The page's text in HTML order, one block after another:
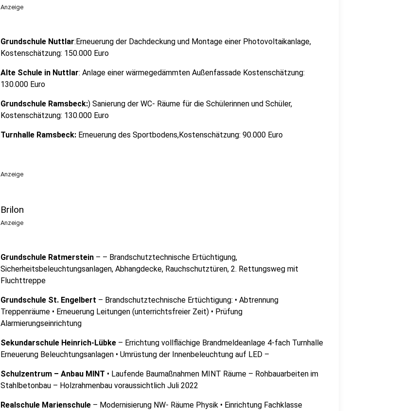
Anzeige
Grundschule Nuttlar:Erneuerung der Dachdeckung und Montage einer Photovoltaikanlage,
Kostenschätzung: 150.000 Euro
Alte Schule in Nuttlar: Anlage einer wärmegedämmten Außenfassade Kostenschätzung:
130.000 Euro
Grundschule Ramsbeck:) Sanierung der WC- Räume für die Schülerinnen und Schüler,
Kostenschätzung: 130.000 Euro
Turnhalle Ramsbeck: Erneuerung des Sportbodens,Kostenschätzung: 90.000 Euro
Anzeige
Brilon
Anzeige
Grundschule Ratmerstein – – Brandschutztechnische Ertüchtigung,
Sicherheitsbeleuchtungsanlagen, Abhangdecke, Rauchschutztüren, 2. Rettungsweg mit
Fluchttreppe
Grundschule St. Engelbert – Brandschutztechnische Ertüchtigung: • Abtrennung
Treppenräume • Erneuerung Leitungen (unterrichtsfreier Zeit) • Prüfung
Alarmierungseinrichtung
Sekundarschule Heinrich-Lübke – Errichtung vollflächige Brandmeldeanlage 4-fach Turnhalle
Erneuerung Beleuchtungsanlagen • Umrüstung der Innenbeleuchtung auf LED –
Schulzentrum – Anbau MINT • Laufende Baumaßnahmen MINT Räume – Rohbauarbeiten im
Stahlbetonbau – Holzrahmenbau voraussichtlich Juli 2022
Realschule Marienschule – Modernisierung NW- Räume Physik • Einrichtung Fachklasse